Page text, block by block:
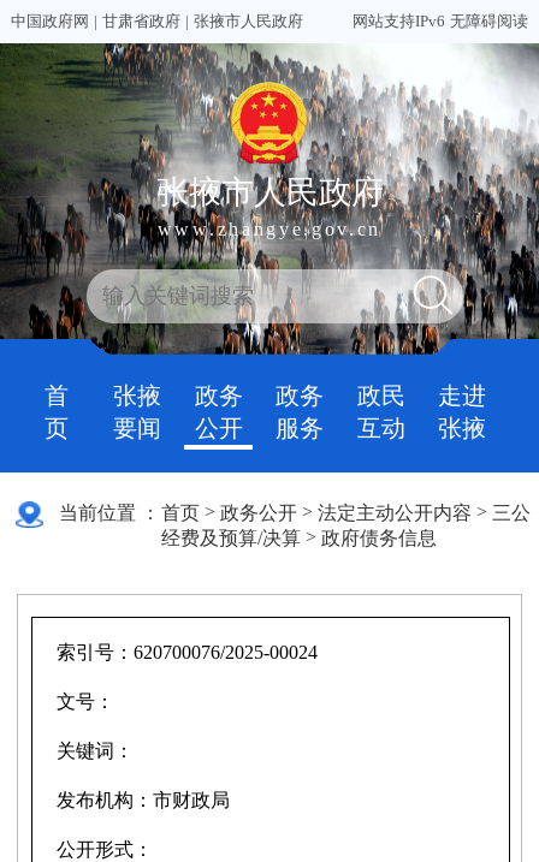
中国政府网 | 甘肃省政府 | 张掖市人民政府 网站支持IPv6 无障碍阅读
张掖市人民政府
www.zhangye.gov.cn
首
页
张掖
要闻
政务
公开
政务
服务
政民
互动
走进
张掖
当前位置 ： 首页 >政务公开 >法定主动公开内容 > 三公
经费及预算/决算 >政府债务信息
索引号：620700076/2025-00024
文号：
关键词：
发布机构：市财政局
公开形式：